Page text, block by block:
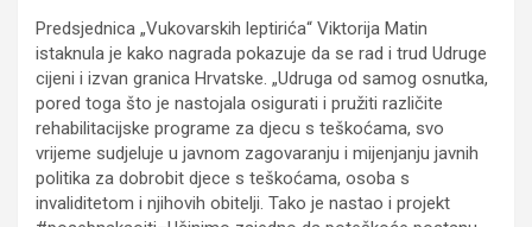
Predsjednica „Vukovarskih leptirića“ Viktorija Matin
istaknula je kako nagrada pokazuje da se rad i trud Udruge
cijeni i izvan granica Hrvatske. „Udruga od samog osnutka,
pored toga što je nastojala osigurati i pružiti različite
rehabilitacijske programe za djecu s teškoćama, svo
vrijeme sudjeluje u javnom zagovaranju i mijenjanju javnih
politika za dobrobit djece s teškoćama, osoba s
invaliditetom i njihovih obitelji. Tako je nastao i projekt